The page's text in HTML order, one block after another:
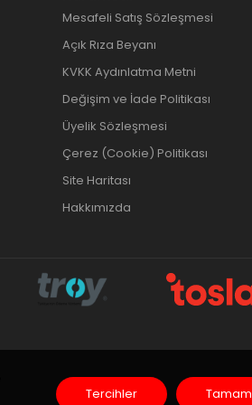
Mesafeli Satış Sözleşmesi
Açık Rıza Beyanı
KVKK Aydınlatma Metni
Değişim ve İade Politikası
Üyelik Sözleşmesi
Çerez (Cookie) Politikası
Site Haritası
Hakkımızda
Tercihler Tamam